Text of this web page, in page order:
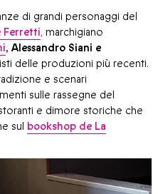
di grandi personaggi del
Ferretti, marchigiano
, Alessandro Siani e
delle produzioni più recenti.
e scenari
sulle rassegne del
e dimore storiche che
sul bookshop de La